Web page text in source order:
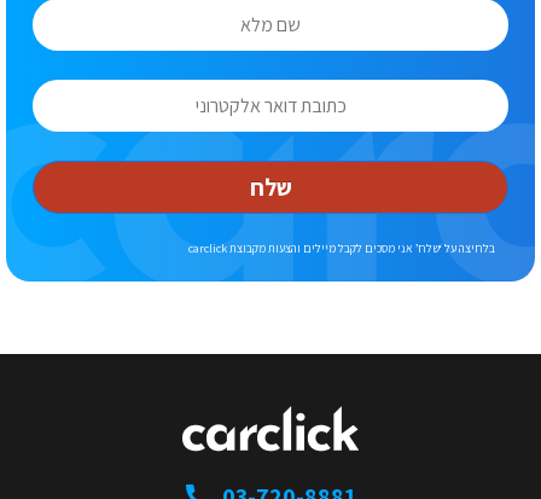
שלח
בלחיצה על ‘שלח’ אני מסכים לקבל מיילים והצעות מקבוצת carclick